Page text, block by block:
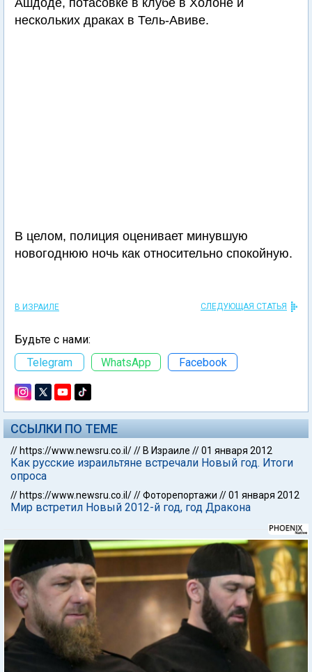
Ашдоде, потасовке в клубе в Холоне и
нескольких драках в Тель-Авиве.
В целом, полиция оценивает минувшую
новогоднюю ночь как относительно спокойную.
В ИЗРАИЛЕ СЛЕДУЮЩАЯ СТАТЬЯ
Будьте с нами:
Telegram
WhatsApp Facebook
ССЫЛКИ ПО ТЕМЕ
// https://www.newsru.co.il/// В Израиле //01 января 2012
Как русские израильтяне встречали Новый год. Итоги
опроса
// https://www.newsru.co.il///Фоторепортажи //01 января 2012
Мир встретил Новый 2012-й год, год Дракона